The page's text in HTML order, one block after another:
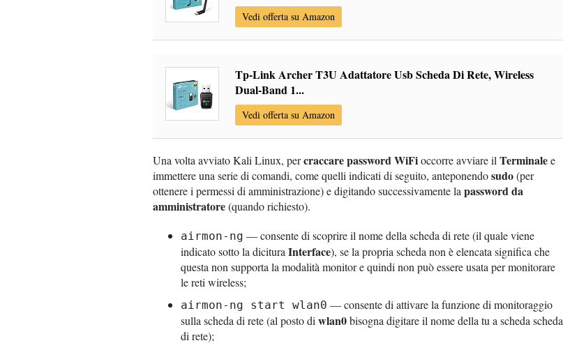
Vedi offerta su Amazon
Tp-Link Archer T3U Adattatore Usb Scheda Di Rete, Wireless
Dual-Band 1...
Vedi offerta su Amazon
Una volta avviato Kali Linux, percraccare password WiFioccorre avviare il Terminalee
immettere una serie di comandi, come quelli indicati di seguito, anteponendosudo(per
ottenere i permessi di amministrazione) e digitando successivamente la password da
amministratore(quando richiesto).
airmon-ng — consente di scoprire il nome della scheda di rete (il quale viene
indicato sotto la dicitura Interface), se la propria scheda non è elencata significa che
questa non supporta la modalità monitor e quindi non può essere usata per monitorare
le reti wireless;
airmon-ng start wlan0 — consente di attivare la funzione di monitoraggio
sulla scheda di rete (al posto di wlan0bisogna digitare il nome della tu a scheda scheda
di rete);